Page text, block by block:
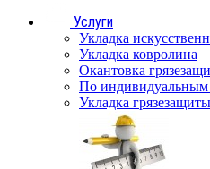
Услуги
Укладка
Укладка ковролина
Окантовка
По индивидуальным
Укладка грязезащиты